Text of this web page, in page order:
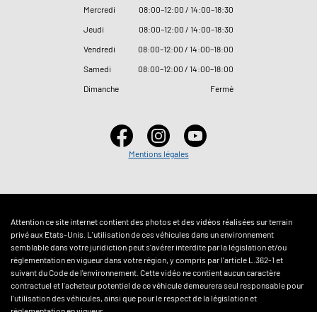
Mercredi
08:00–12:00 / 14:00–18:30
Jeudi
08:00–12:00 / 14:00–18:30
Vendredi
08:00–12:00 / 14:00–18:00
Samedi
08:00–12:00 / 14:00–18:00
Dimanche
Fermé
Mentions légales
Attention ce site internet contient des photos et des vidéos réalisées sur terrain
privé aux Etats-Unis. L'utilisation de ces véhicules dans un environnement
semblable dans votre juridiction peut s'avérer interdite par la législation et/ou
réglementation en vigueur dans votre région, y compris par l'article L.362-1 et
suivant du Code de l'environnement. Cette vidéo ne contient aucun caractère
contractuel et l'acheteur potentiel de ce véhicule demeurera seul responsable pour
l'utilisation des véhicules, ainsi que pour le respect de la législation et